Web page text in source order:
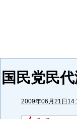
国民党民
2009年06月21日